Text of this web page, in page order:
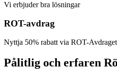
Vi erbjuder bra lösningar
ROT-avdrag
Nyttja 50% rabatt via ROT-Avdraget
Pålitlig och erfaren